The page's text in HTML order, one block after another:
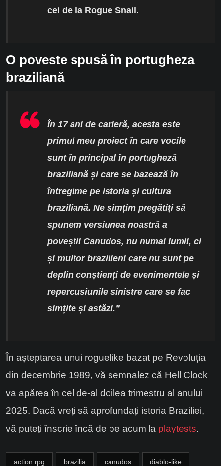
cei de la Rogue Snail.
O poveste spusă în portugheza
braziliană
În 17 ani de carieră, acesta este
primul meu proiect în care vocile
sunt în principal în portugheză
braziliană și care se bazează în
întregime pe istoria și cultura
braziliană. Ne simțim pregătiți să
spunem versiunea noastră a
poveștii Canudos, nu numai lumii, ci
și multor brazilieni care nu sunt pe
deplin conștienți de evenimentele și
repercusiunile sinistre care se fac
simțite și astăzi.”
În așteptarea unui roguelike bazat pe Revoluția
din decembrie 1989, vă semnalez că Hell Clock
va apărea în cel de-al doilea trimestru al anului
2025. Dacă vreți să aprofundați istoria Braziliei,
vă puteți înscrie încă de pe acum la playtests.
action rpg brazilia canudos diablo-like